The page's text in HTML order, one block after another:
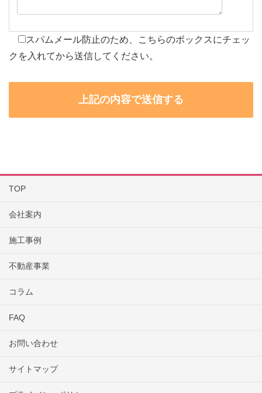
スパムメール防止のため、こちらのボックスにチェッ
クを入れてから送信してください。
TOP
会社案内
施工事例
不動産事業
コラム
FAQ
お問い合わせ
サイトマップ